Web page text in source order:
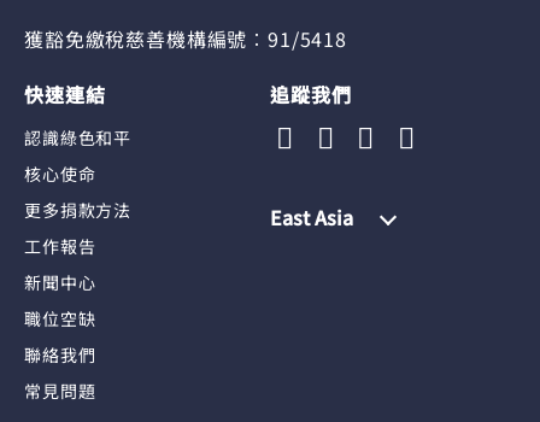
獲豁免繳稅慈善機構編號︰91/5418
快速連結
認識綠色和平
核心使命
更多捐款方法
工作報告
新聞中心
職位空缺
聯絡我們
常見問題
追蹤我們
East Asia